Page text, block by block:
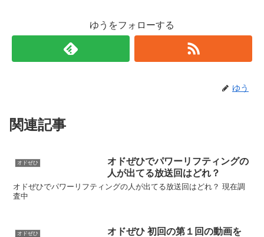
ゆうをフォローする
ゆう
関連記事
オドぜひ
オドぜひでパワーリフティングの
人が出てる放送回はどれ？
オドぜひでパワーリフティングの人が出てる放送回はどれ？ 現在調
査中
オドぜひ
オドぜひ 初回の第１回の動画を